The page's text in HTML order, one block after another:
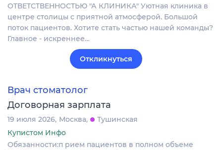
ОТВЕТСТВЕННОСТЬЮ "А КЛИНИКА" Уютная клиника в
центре столицы с приятной атмосферой. Большой
поток пациентов. Хотите стать частью нашей команды?
Главное - искреннее…
Откликнуться
Врач стоматолог
Договорная зарплата
19 июля 2026 Москва
Тушинская
Купистом Инфо
Обязанности:п рием пациентов в полном объеме